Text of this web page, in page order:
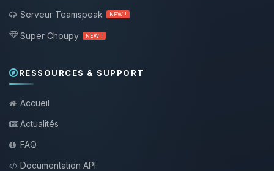
Serveur Teamspeak
NEW !
Super Choupy NEW !
RESSOURCES & SUPPORT
Accueil
Actualités
FAQ
Documentation API